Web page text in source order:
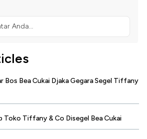
Anda...
Bos Bea Cukai Djaka Gegara Segel Tiffany
Toko Tiffany & Co Disegel Bea Cukai